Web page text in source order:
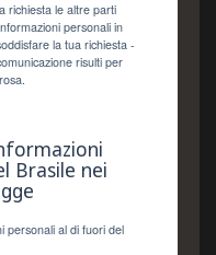
richiesta le altre parti
personali in
la tua richiesta -
risulti per
Brasile nei
personali al di fuori del